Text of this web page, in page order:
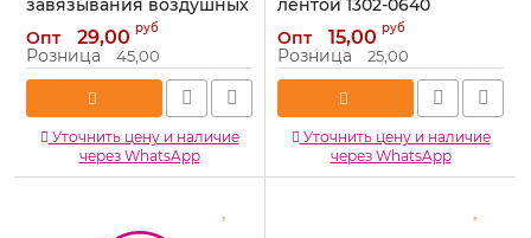
завязывания воздушных
шаров МИКС 6015386
Артикул: 6015386
Опт 29,00 руб
Розница 45,00
Уточнить цену и наличие
через WhatsApp
лентой 1302-0640
Артикул: 1302-0640
Опт 15,00 руб
Розница 25,00
Уточнить цену и наличие
через WhatsApp